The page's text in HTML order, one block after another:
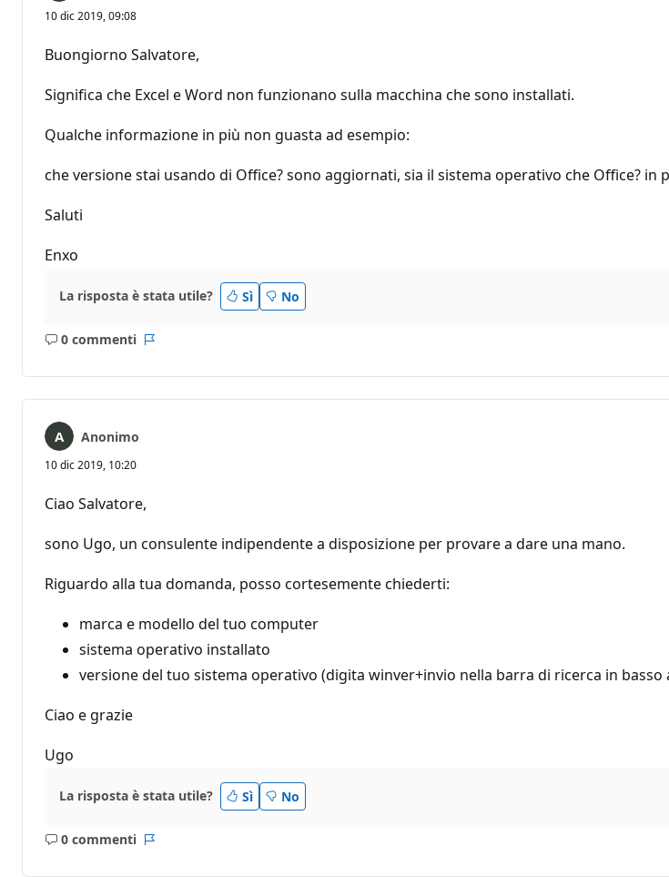
10 dic 2019, 09:08
Buongiorno Salvatore,
Significa che Excel e Word non funzionano sulla macchina che sono installati.
Qualche informazione in più non guasta ad esempio:
che versione stai usando di Office? sono aggiornati, sia il sistema operativo che Office? in
Saluti
Enxo
La risposta è stata utile? Sì No
0 commenti
Nessun
Anonimo
10 dic 2019, 10:20
Ciao Salvatore,
sono Ugo, un consulente indipendente a disposizione per provare a dare una mano.
Riguardo alla tua domanda, posso cortesemente chiederti:
marca e modello del tuo computer
sistema operativo installato
versione del tuo sistema operativo (digita winver+invio nella barra di ricerca in basso
Ciao e grazie
Ugo
La risposta è stata utile? Sì No
0 commenti
Nessun